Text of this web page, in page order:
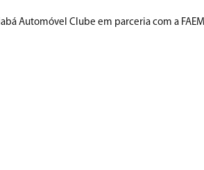
Automóvel Clube em parceria com a